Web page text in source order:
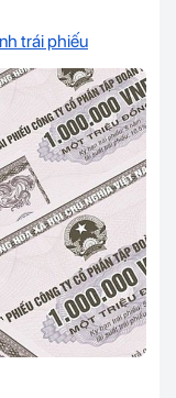
trái phiếu